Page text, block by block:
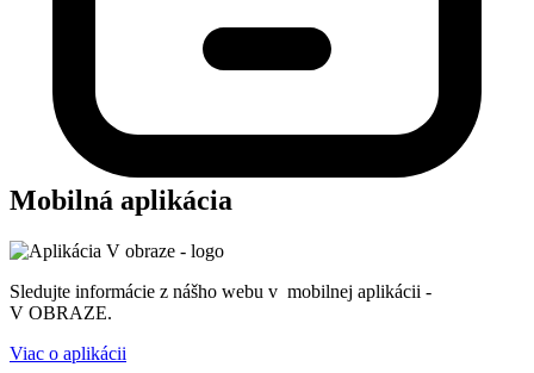
Mobilná aplikácia
Sledujte informácie z nášho webu v mobilnej aplikácii -
V OBRAZE.
Viac o aplikácii